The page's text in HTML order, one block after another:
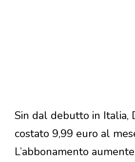
Sin dal debutto in Italia,
costato 9,99 euro al
L’abbonamento